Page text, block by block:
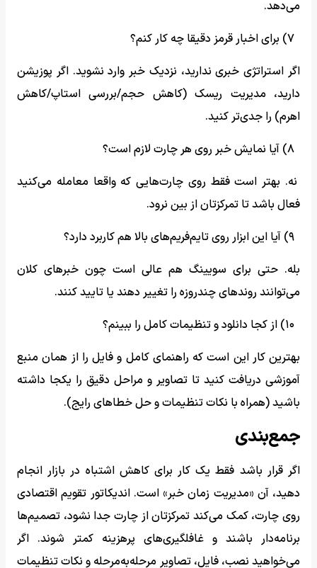
می‌دهد.
اگر استراتژی خبری ندارید، نزدیک خبر وارد نشوید. اگر پوزیشن
دارید، مدیریت ریسک (کاهش حجم/بررسی استاپ/کاهش
اهرم) را جدی‌تر کنید.
نه. بهتر است فقط روی چارت‌هایی که واقعا معامله می‌کنید
فعال باشد تا تمرکزتان از بین نرود.
بله. حتی برای سویینگ هم عالی است چون خبرهای کلان
می‌توانند روندهای چندروزه را تغییر دهند یا تایید کنند.
بهترین کار این است که راهنمای کامل و فایل را از همان منبع
آموزشی دریافت کنید تا تصاویر و مراحل دقیق را یکجا داشته
باشید (همراه با نکات تنظیمات و حل خطاهای رایج).
جمع‌بندی
اگر قرار باشد فقط یک کار برای کاهش اشتباه در بازار انجام
دهید، آن «مدیریت زمان خبر» است. اندیکاتور تقویم اقتصادی
روی چارت، کمک می‌کند تمرکزتان از چارت جدا نشود، تصمیم‌ها
برنامه‌دار باشند و غافلگیری‌های پرهزینه کمتر شوند. اگر
می‌خواهید نصب، فایل، تصاویر مرحله‌به‌مرحله و نکات تنظیمات